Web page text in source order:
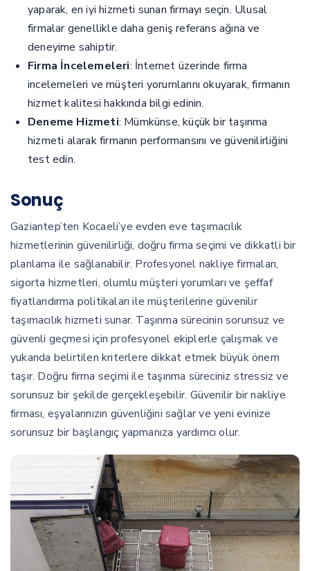
yaparak, en iyi hizmeti sunan firmayı seçin. Ulusal
firmalar genellikle daha geniş referans ağına ve
deneyime sahiptir.
Firma İncelemeleri: İnternet üzerinde firma
incelemeleri ve müşteri yorumlarını okuyarak, firmanın
hizmet kalitesi hakkında bilgi edinin.
Deneme Hizmeti: Mümkünse, küçük bir taşınma
hizmeti alarak firmanın performansını ve güvenilirliğini
test edin.
Sonuç
Gaziantep’ten Kocaeli’ye evden eve taşımacılık
hizmetlerinin güvenilirliği, doğru firma seçimi ve dikkatli bir
planlama ile sağlanabilir. Profesyonel nakliye firmaları,
sigorta hizmetleri, olumlu müşteri yorumları ve şeffaf
fiyatlandırma politikaları ile müşterilerine güvenilir
taşımacılık hizmeti sunar. Taşınma sürecinin sorunsuz ve
güvenli geçmesi için profesyonel ekiplerle çalışmak ve
yukarıda belirtilen kriterlere dikkat etmek büyük önem
taşır. Doğru firma seçimi ile taşınma süreciniz stressiz ve
sorunsuz bir şekilde gerçekleşebilir. Güvenilir bir nakliye
firması, eşyalarınızın güvenliğini sağlar ve yeni evinize
sorunsuz bir başlangıç yapmanıza yardımcı olur.